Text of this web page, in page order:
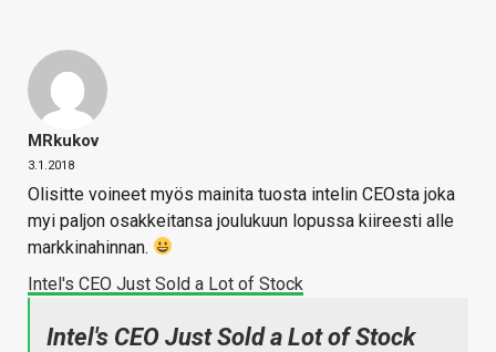
MRkukov
3.1.2018
Olisitte voineet myös mainita tuosta intelin CEOsta joka
myi paljon osakkeitansa joulukuun lopussa kiireesti alle
markkinahinnan.
Intel's CEO Just Sold a Lot of Stock
Intel's CEO Just Sold a Lot of Stock